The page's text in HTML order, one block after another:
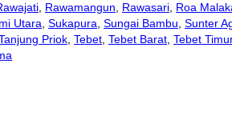
, Rawamangun, Rawasari, Roa
Utara, Sukapura, Sungai Bambu, Sunter
Priok, Tebet, Tebet Barat, Tebet Timur